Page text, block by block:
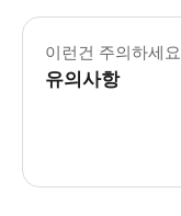
이런건 주의하세요
유의사항